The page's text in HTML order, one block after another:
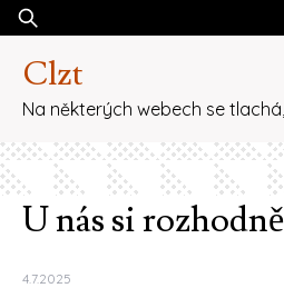
Skip
content
Vyhledávání
Clzt
Na některých webech se
U nás si
4.7.2025